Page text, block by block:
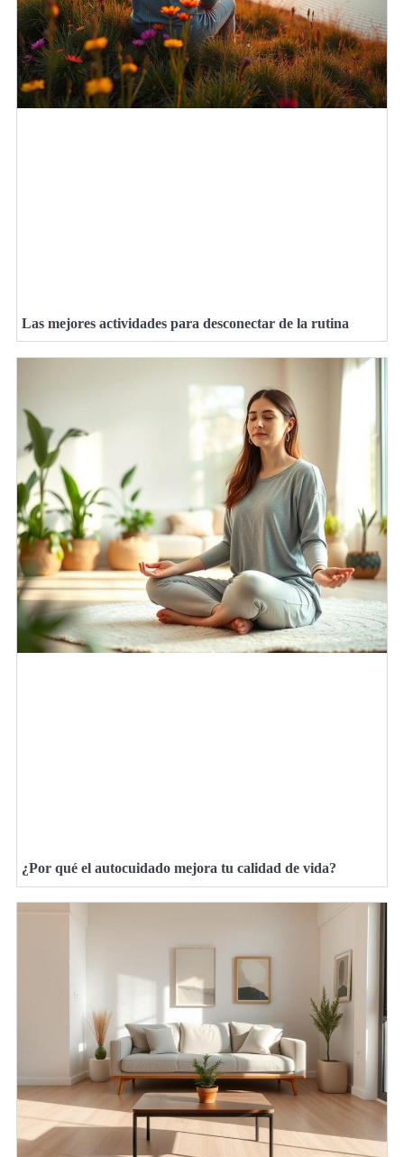
Las mejores actividades para desconectar de la rutina
¿Por qué el autocuidado mejora tu calidad de vida?